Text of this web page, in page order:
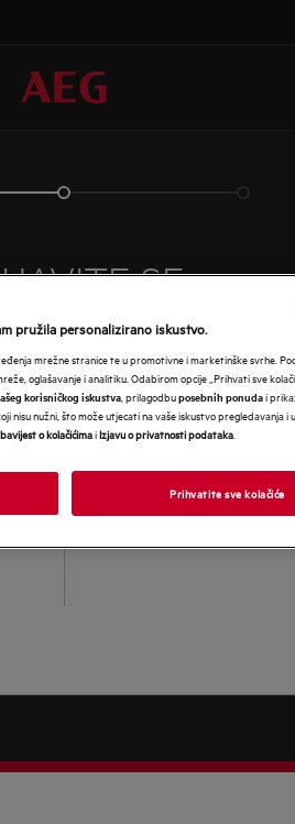
SE
pružila personalizirano iskustvo.
mrežne stranice te u promotivne i marketinške svrhe.
oglašavanje i analitiku. Odabirom opcije „Prihvati sve
korisničkog iskustva , prilagodbuposebnih ponudai
nisu nužni, što može utjecati na vaše iskustvo pregledavanja i
o kolačićimaiIzjavu o privatnosti podataka
Prihvatite sve kolačiće